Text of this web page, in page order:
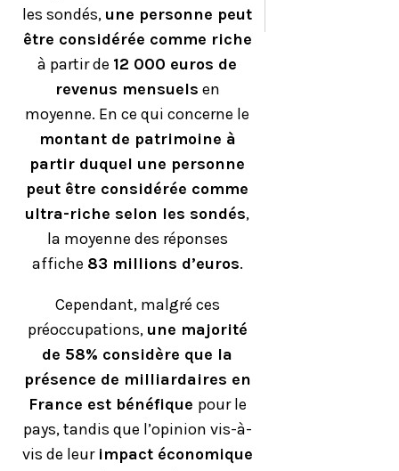
les sondés, une personne peut
être considérée comme riche
à partir de 12 000 euros de
revenus mensuels en
moyenne. En ce qui concerne le
montant de patrimoine à
partir duquel une personne
peut être considérée comme
ultra-riche selon les sondés,
la moyenne des réponses
affiche 83 millions d’euros.
Cependant, malgré ces
préoccupations, une majorité
de 58% considère que la
présence de milliardaires en
France est bénéfique pour le
pays, tandis que l’opinion vis-à-
vis de leur impact économique